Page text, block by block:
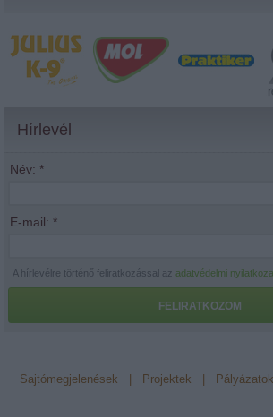
Hírlevél
Név: *
E-mail: *
A hírlevélre történő feliratkozással azadatvédelmi
FELIRATKOZOM
Sajtómegjelenések Projektek Pályázatok